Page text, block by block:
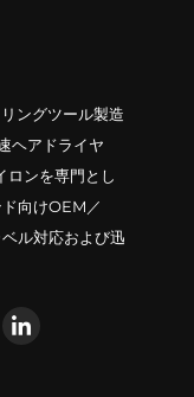
ングツール製造
ヘアドライヤ
ロンを専門とし
向けOEM／
ル対応および迅